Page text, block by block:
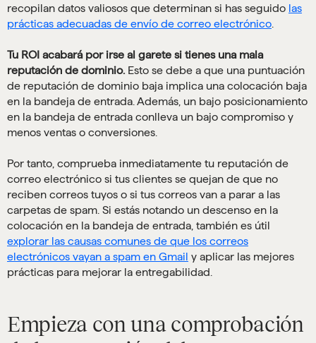
recopilan datos valiosos que determinan si has seguido las
prácticas adecuadas de envío de correo electrónico
Tu ROI acabará por irse al garete si tienes una mala
reputación de dominio. Esto se debe a que una puntuación
de reputación de dominio baja implica una colocación baja
en la bandeja de entrada. Además, un bajo posicionamiento
en la bandeja de entrada conlleva un bajo compromiso y
menos ventas o conversiones.
Por tanto, comprueba inmediatamente tu reputación de
correo electrónico si tus clientes se quejan de que no
reciben correos tuyos o si tus correos van a parar a las
carpetas de spam. Si estás notando un descenso en la
colocación en la bandeja de entrada, también es útil
explorar las causas comunes de que los correos
electrónicos vayan a spam en Gmail y aplicar las mejores
prácticas para mejorar la entregabilidad.
Empieza con una comprobación